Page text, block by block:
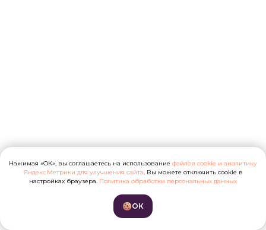
Нажимая «OK», вы соглашаетесь на использование файлов cookie и аналитику
Яндекс.Метрики для улучшения сайта. Вы можете отключить cookie в
настройках браузера. Политика обработки персональных данных
ОК